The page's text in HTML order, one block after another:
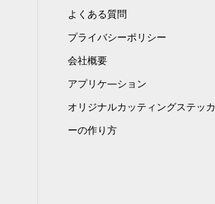
よくある質問
プライバシーポリシー
会社概要
アプリケ—ション
オリジナルカッティングステッカ
ーの作り方